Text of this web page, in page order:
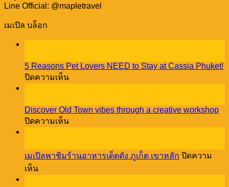
Line Official: @mapletravel
เมเปิล บล็อก
5 Reasons Pet Lovers NEED to Stay at Cassia Phuket!
ปิดความเห็นบน
Pet
Lovers
NEED
at
Cassia
Discover Old Town vibes through a creative workshop
ปิดความเห็นบน
Town
vibes
เมเปิลพาชิมร้านอาหารเด็ดดัง ภูเก็ต เขาหลัก ปิดความ
เห็นบน